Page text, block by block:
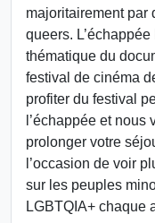
majoritairement par
queers.
thématique du
festival de cinéma
profiter du festival
l’échappée et
prolonger votre
l’occasion de voir
sur les peuples
LGBTQIA+ chaque